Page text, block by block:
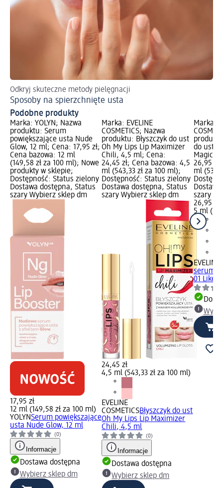
Odkryj skuteczne metody pielęgnacji
Sposoby na spierzchnięte usta
Podobne produkty
Marka: YOLYN; Nazwa
produktu: Serum
powiększające usta Nude
Glow, 12 ml; Cena: 17,95 zł;
Cena bazowa: 12 ml
(149,58 zł za 100 ml); Nowe
produkty w sklepie;
Dostępność: Status zielony
Dostawa dostępna, Status
szary Wybierz sklep dm
17,95 zł
12 ml (149,58 zł za 100 ml)
YOLYNSerum powiększające
usta Nude Glow, 12 ml
(0)
Informacje
Dostawa dostępna
Wybierz sklep dm
Marka: EVELINE
COSMETICS; Nazwa
produktu: Błyszczyk do ust
Oh My Lips Lip Maximizer
Chili, 4,5 ml; Cena:
24,45 zł; Cena bazowa: 4,5
ml (543,33 zł za 100 ml);
Dostępność: Status zielony
Dostawa dostępna, Status
szary Wybierz sklep dm
24,45 zł
4,5 ml (543,33 zł za 100 ml)
EVELINE
COSMETICSBłyszczyk do ust
Oh My Lips Lip Maximizer
Chili, 4,5 ml
(0)
Informacje
Dostawa dostępna
Wybierz sklep dm
Marka:
do ust
Magic,
26,95
ml
szary
26,95 zł
5 ml
EVELINE
serum
01 Like